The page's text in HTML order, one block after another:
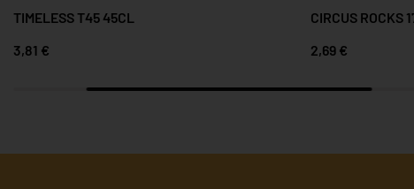
TIMELESS T45 45CL
3,81 €
CIRCUS ROCKS
2,69 €